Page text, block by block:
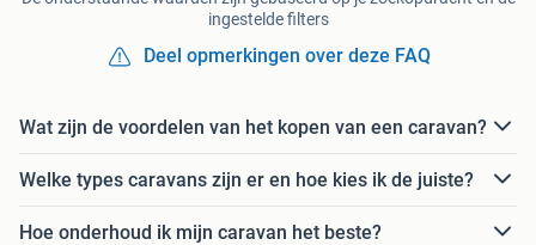
ingestelde filters
Deel opmerkingen over deze FAQ
Wat zijn de voordelen van het kopen van een caravan?
Welke types caravans zijn er en hoe kies ik de juiste?
Hoe onderhoud ik mijn caravan het beste?